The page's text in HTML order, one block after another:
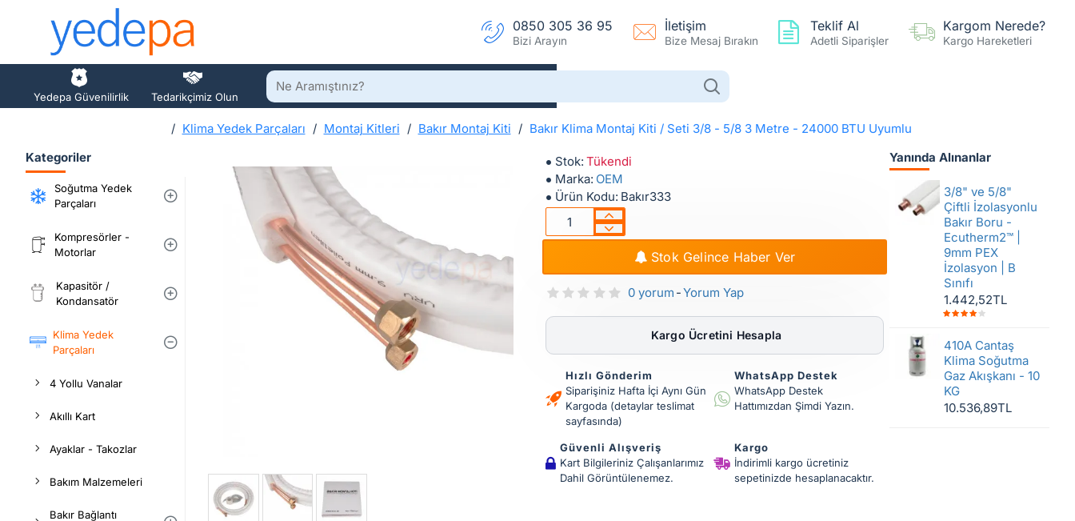
0850 305 36 95
Bizi Arayın
İletişim
Bize Mesaj Bırakın
Teklif Al
Adetli Siparişler
Kargom Nerede?
Kargo Hareketleri
Yedepa Güvenilirlik Tedarikçimiz Olun
Ne
Aramıştınız?
e
Klima Yedek Parçaları Montaj Kitleri Bakır Montaj Kiti
Bakır Klima Montaj Kiti / Seti 3/8 - 5/8 3 Metre - 24000 BTU Uyumlu
Kategoriler
Soğutma Yedek
Parçaları
Kompresörler -
Motorlar
Kapasitör /
Kondansatör
Klima Yedek
Parçaları
4 Yollu Vanalar
Akıllı Kart
Ayaklar - Takozlar
Bakım Malzemeleri
Bakır Bağlantı
Stok: Tükendi
Marka: OEM
Ürün Kodu: Bakır333
0 yorum -Yorum Yap
Stok Gelince Haber Ver
Kargo Ücretini Hesapla
Hızlı Gönderim
Siparişiniz Hafta İçi Aynı Gün
Kargoda (detaylar teslimat
sayfasında)
WhatsApp Destek
WhatsApp Destek
Hattımızdan Şimdi Yazın.
Güvenli Alışveriş
Kart Bilgileriniz Çalışanlarımız
Dahil Görüntülenemez.
Kargo
İndirimli kargo ücretiniz
sepetinizde hesaplanacaktır.
Yanında Alınanlar
3/8" ve 5/8"
Çiftli İzolasyonlu
Bakır Boru -
Ecutherm2™ |
9mm PEX
İzolasyon | B
Sınıfı
1.442,52TL
410A Cantaş
Klima Soğutma
Gaz Akışkanı - 10
KG
10.536,89TL